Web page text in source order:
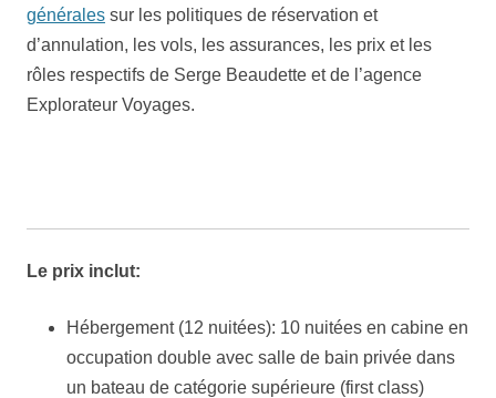
générales sur les politiques de réservation et
d’annulation, les vols, les assurances, les prix et les
rôles respectifs de Serge Beaudette et de l’agence
Explorateur Voyages.
Le prix inclut:
Hébergement (12 nuitées): 10 nuitées en cabine en
occupation double avec salle de bain privée dans
un bateau de catégorie supérieure (first class)